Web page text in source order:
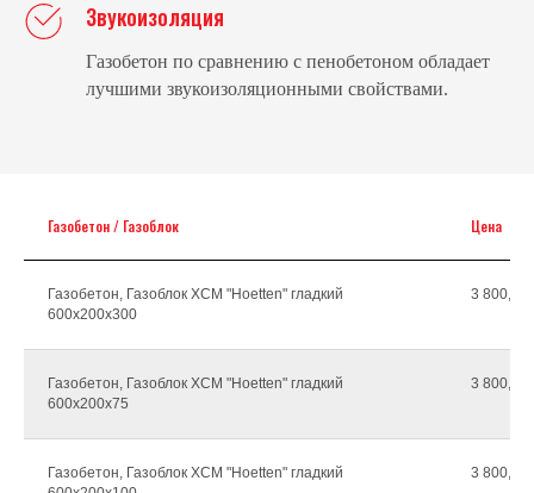
Звукоизоляция
Газобетон по сравнению с пенобетоном обладает
лучшими звукоизоляционными свойствами.
Газобетон / Газоблок Цена
Газобетон, Газоблок ХСМ "Hoetten" гладкий
600х200х300
3
Газобетон, Газоблок ХСМ "Hoetten" гладкий
600х200х75
3
Газобетон, Газоблок ХСМ "Hoetten" гладкий
3